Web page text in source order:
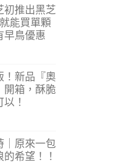
初推出黑芝
能買單顆
早鳥優惠
！新品『奧
開箱，酥脆
！
｜原來一包
希望！！